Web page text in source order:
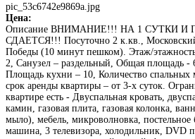
pic_53c6742e9869a.jpg
Цена:
Описание ВНИМАНИЕ!!! НА 1 СУТКИ И
СДАЕТСЯ!!! Посуточно 2 к.кв.,
Победы (10 минут пешком). Этаж/
2, Санузел – раздельный, Общая площадь
Площадь кухни – 10, Количество
срок аренды квартиры – от 3-х суток.
квартире есть - Двуспальная кровать,
камин, газовая плита, газовая колонка,
мыло), мебель, микроволновка, постельное
машина, 3 телевизора, холодильник, DVD